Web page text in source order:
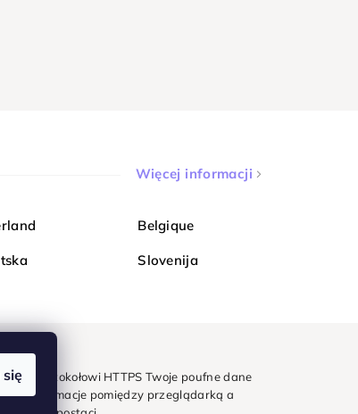
Więcej informacji
Belgique
Slovenija
protokołowi HTTPS Twoje poufne dane
informacje pomiędzy przeglądarką a